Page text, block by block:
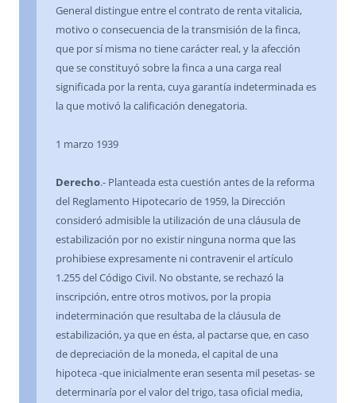
General distingue entre el contrato de renta vitalicia,
motivo o consecuencia de la transmisión de la finca,
que por sí misma no tiene carácter real, y la afección
que se constituyó sobre la finca a una carga real
significada por la renta, cuya garantía indeterminada es
la que motivó la calificación denegatoria.
1 marzo 1939
Derecho.- Planteada esta cuestión antes de la reforma
del Reglamento Hipotecario de 1959, la Dirección
consideró admisible la utilización de una cláusula de
estabilización por no existir ninguna norma que las
prohibiese expresamente ni contravenir el artículo
1.255 del Código Civil. No obstante, se rechazó la
inscripción, entre otros motivos, por la propia
indeterminación que resultaba de la cláusula de
estabilización, ya que en ésta, al pactarse que, en caso
de depreciación de la moneda, el capital de una
hipoteca -que inicialmente eran sesenta mil pesetas- se
determinaría por el valor del trigo, tasa oficial media,